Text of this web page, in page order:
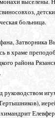
больница.
Затворника
в храме
района
руководством